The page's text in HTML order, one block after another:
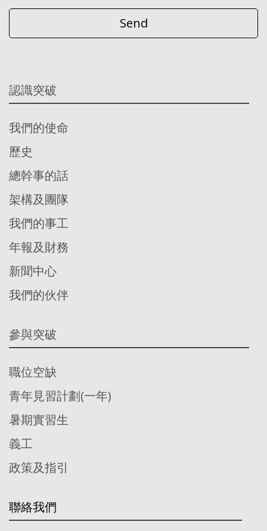
認識突破
我們的使命
歷史
總幹事的話
架構及團隊
我們的事工
年報及財務
新聞中心
我們的伙伴
參與突破
職位空缺
青年見習計劃(一年)
暑期實習生
義工
政策及指引
聯絡我們